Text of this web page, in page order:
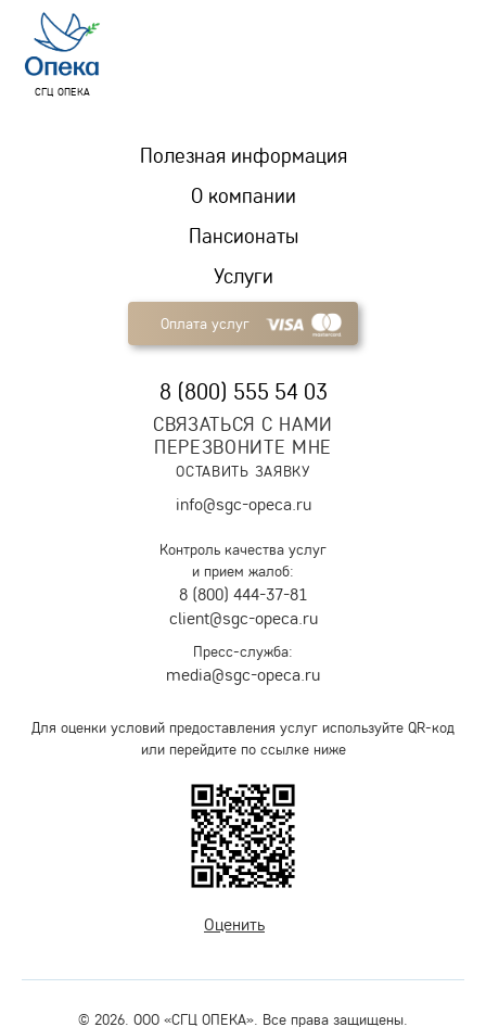
СГЦ ОПЕКА
Пансионаты
Услуги
Полезная информация
О компании
Оплата услуг
8 (800) 555 54 03
СВЯЗАТЬСЯ С НАМИ
ПЕРЕЗВОНИТЕ МНЕ
ОСТАВИТЬ ЗАЯВКУ
info@sgc-opeca.ru
Контроль качества услуг
и прием жалоб:
8 (800) 444-37-81
client@sgc-opeca.ru
Пресс-служба:
media@sgc-opeca.ru
Для оценки условий предоставления услуг используйте QR-код
или перейдите по ссылке ниже
Оценить
© 2026. ООО «СГЦ ОПЕКА». Все права защищены.